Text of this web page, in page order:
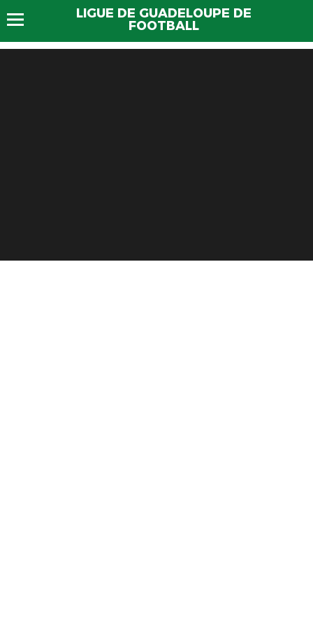
LIGUE DE GUADELOUPE DE
FOOTBALL